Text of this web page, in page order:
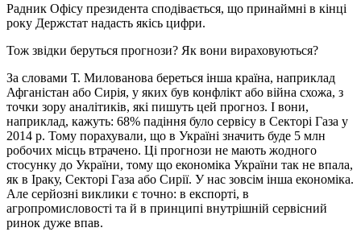
Радник Офісу президента сподівається, що принаймні в кінці
року Держстат надасть якісь цифри.
Тож звідки беруться прогнози? Як вони вираховуються?
За словами Т. Милованова береться інша країна, наприклад
Афганістан або Сирія, у яких був конфлікт або війна схожа, з
точки зору аналітиків, які пишуть цей прогноз. І вони,
наприклад, кажуть: 68% падіння було сервісу в Секторі Газа у
2014 р. Тому порахували, що в Україні значить буде 5 млн
робочих місць втрачено. Ці прогнози не мають жодного
стосунку до України, тому що економіка України так не впала,
як в Іраку, Секторі Газа або Сирії. У нас зовсім інша економіка.
Але серйозні виклики є точно: в експорті, в
агропромисловості та й в принципі внутрішній сервісний
ринок дуже впав.